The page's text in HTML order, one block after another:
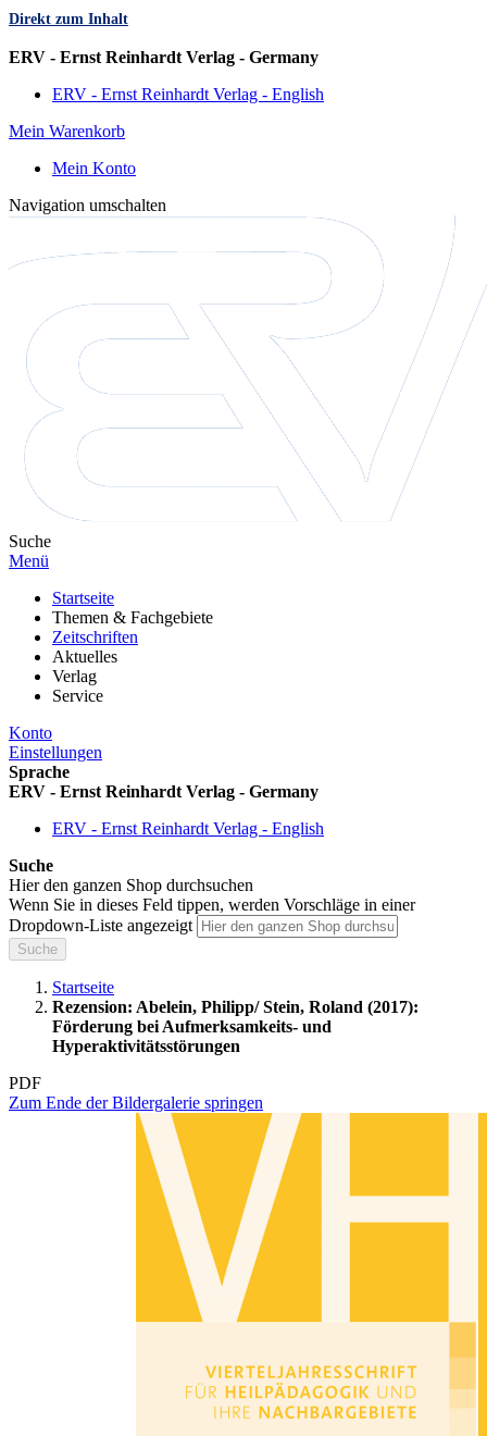
Direkt zum Inhalt
ERV - Ernst Reinhardt Verlag - Germany
ERV - Ernst Reinhardt Verlag - English
Mein Warenkorb
Mein Konto
Navigation umschalten
Suche
Menü
Startseite
Themen & Fachgebiete
Zeitschriften
Aktuelles
Verlag
Service
Konto
Einstellungen
Sprache
ERV - Ernst Reinhardt Verlag - Germany
ERV - Ernst Reinhardt Verlag - English
Suche
Hier den ganzen Shop durchsuchen
Wenn Sie in dieses Feld tippen, werden Vorschläge in einer
Dropdown-Liste angezeigt
Suche
Startseite
Rezension: Abelein, Philipp/ Stein, Roland (2017):
Förderung bei Aufmerksamkeits- und
Hyperaktivitätsstörungen
PDF
Zum Ende der Bildergalerie springen